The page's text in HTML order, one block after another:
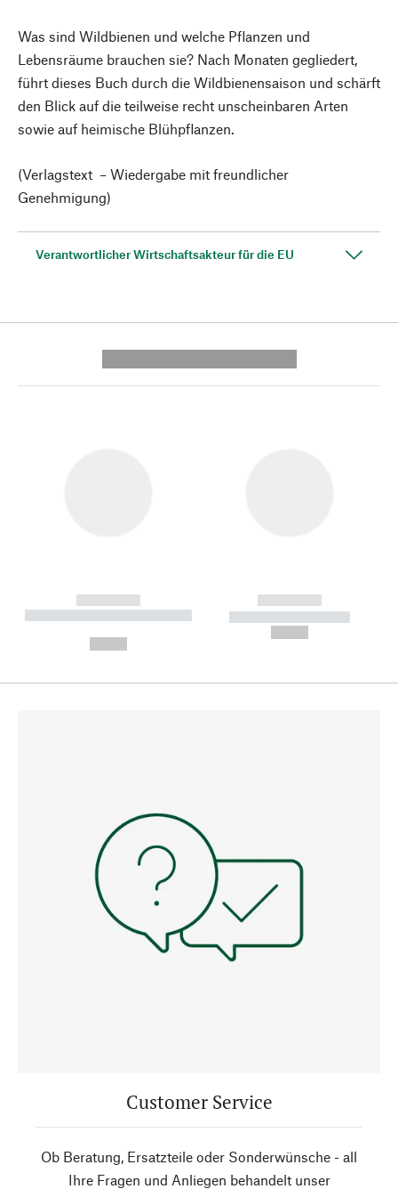
Was sind Wildbienen und welche Pflanzen und
Lebensräume brauchen sie? Nach Monaten gegliedert,
führt dieses Buch durch die Wildbienensaison und schärft
den Blick auf die teilweise recht unscheinbaren Arten
sowie auf heimische Blühpflanzen.
(Verlagstext – Wiedergabe mit freundlicher
Genehmigung)
Verantwortlicher Wirtschaftsakteur für die EU
------------
----------- ----------- --------
------------
----------- -----------
Customer Service
Ob Beratung, Ersatzteile oder Sonderwünsche - all
Ihre Fragen und Anliegen behandelt unser